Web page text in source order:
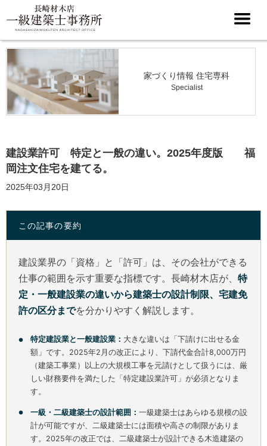
家づくり情報 住宅専科
Specialist
建設業許可 特定と一般の違い。2025年度版 福
岡注文住宅を建てる。
2025年03月20日
この記事の要約
建設業界の「資格」と「許可」は、その会社ができる
仕事の範囲を示す重要な指標です。長崎材木店が、 特
定・一般建設業の違いから建築士の設計制限、宅建免
許の区分までを分かりやすく解説します。
特定建設業と一般建設業： 大きな違いは「下請けに出せる金
額」です。2025年2月の改正により、下請代金合計8,000万円
（建築工事業）以上の大規模工事を元請けとして扱うには、厳
しい財務要件を満たした「特定建設業許可」が必須となりま
す。
一級・二級建築士の設計範囲：一級建築士はあらゆる規模の設
計が可能ですが、二級建築士には面積や高さの制限がありま
す。2025年の改正では、二級建築士が設計できる木造建築の